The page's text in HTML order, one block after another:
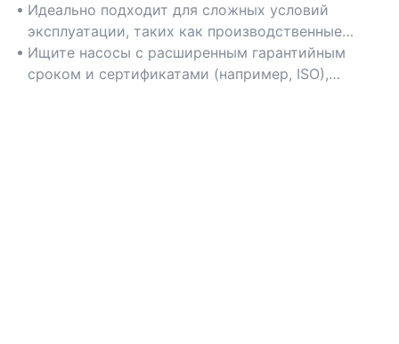
материалов, таких как армированная сталь и
коррозионностойкие сплавы, что обеспечивает
их долговременную работу при интенсивной
эксплуатации.
Идеально подходит для сложных условий
эксплуатации, таких как производственные
предприятия, строительные площадки и объекты,
где используется тяжелая техника.
Ищите насосы с расширенным гарантийным
сроком и сертификатами (например, ISO),